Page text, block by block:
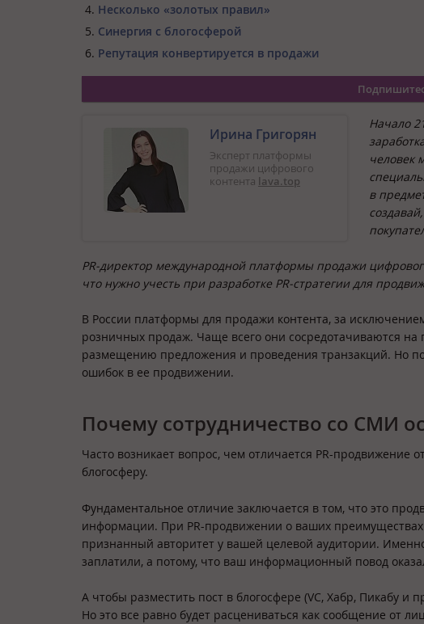
Несколько «золотых правил»
Синергия с блогосферой
Репутация конвертируется в продажи
Ирина Григорян
Эксперт платформы
продажи цифрового
контента lava.top
Начало
человек
в
PR-директор международной платформы продажи
что нужно учесть при разработке PR-стратегии для
В России платформы для продажи контента, за
розничных продаж. Чаще всего они сосредотачиваются
размещению предложения и проведения транзакций. Но
ошибок в ее продвижении.
Почему сотрудничество со СМИ
Часто возникает вопрос, чем отличается PR-
блогосферу.
Фундаментальное отличие заключается в том, что это
информации. При PR-продвижении о ваших преимуществах
признанный авторитет у вашей целевой аудитории.
заплатили, а потому, что ваш информационный повод
А чтобы разместить пост в блогосфере (VC, Хабр, Пикабу и
Но это все равно будет расцениваться как сообщение от